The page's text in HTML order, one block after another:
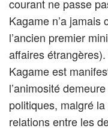
courant ne passe
Kagame n’a
l’ancien premier
affaires
Kagame est
l’animosité
politiques, malgré
relations entre les